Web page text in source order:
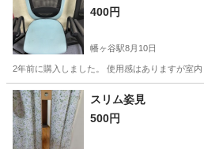
400円
幡ヶ谷駅8月10日
2年前に購入しました。 使用感はありますが室
東京 渋谷区 幡ヶ谷駅
スリム姿見
500円